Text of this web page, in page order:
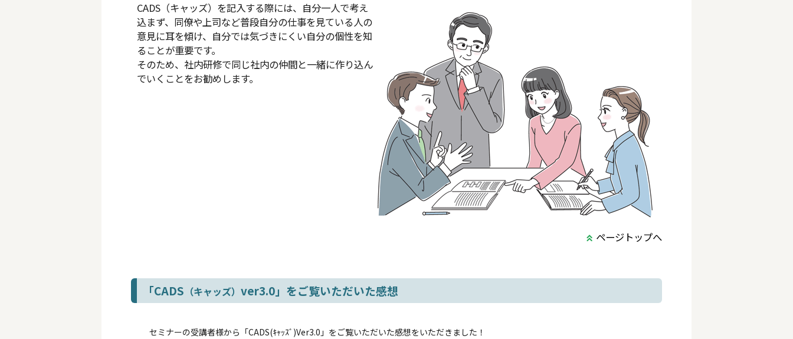
CADS（キャッズ）を記入する際には、自分一人で考え
込まず、同僚や上司など普段自分の仕事を見ている人の
意見に耳を傾け、自分では気づきにくい自分の個性を知
ることが重要です。
そのため、社内研修で同じ社内の仲間と一緒に作り込ん
でいくことをお勧めします。
ページトップへ
「CADS （キャッズ） ver3.0」をご覧いただいた感想
セミナーの受講者様から「CADS(ｷｬｯｽﾞ)Ver3.0」をご覧いただいた感想をいただきました！